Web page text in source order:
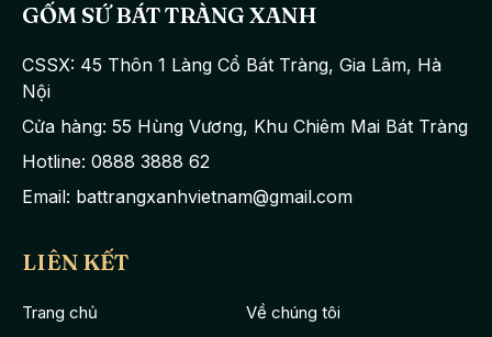
GỐM SỨ BÁT TRÀNG XANH
CSSX: 45 Thôn 1 Làng Cổ Bát Tràng, Gia Lâm, Hà
Nội
Cửa hàng: 55 Hùng Vương, Khu Chiêm Mai Bát Tràng
Hotline: 0888 3888 62
Email: battrangxanhvietnam@gmail.com
LIÊN KẾT
Trang chủ
Về chúng tôi